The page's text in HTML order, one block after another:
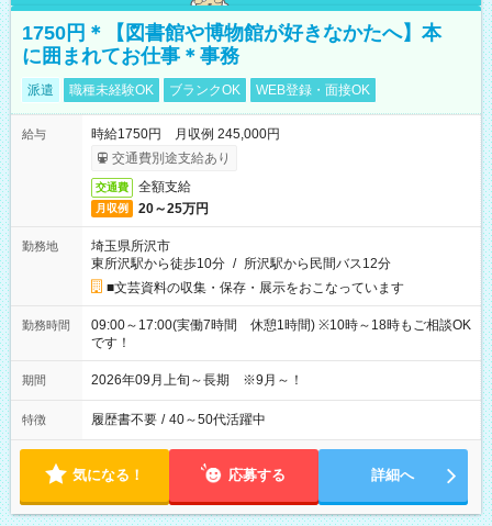
1750円＊【図書館や博物館が好きなかたへ】本
に囲まれてお仕事＊事務
派遣 職種未経験OK ブランクOK WEB登録・面接OK
給与
時給1750円 月収例 245,000円
交通費別途支給あり
交通費 全額支給
月収例 20～25万円
勤務地
埼玉県所沢市
東所沢駅から徒歩10分 / 所沢駅から民間バス12分
■文芸資料の収集・保存・展示をおこなっています
勤務時間
09:00～17:00(実働7時間 休憩1時間) ※10時～18時もご相談OK
です！
期間 2026年09月上旬～長期 ※9月～！
特徴 履歴書不要 / 40～50代活躍中
気になる！ 応募する 詳細へ